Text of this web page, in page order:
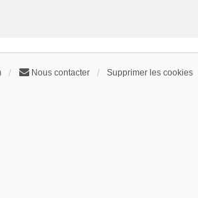
Nous contacter Supprimer les cookies